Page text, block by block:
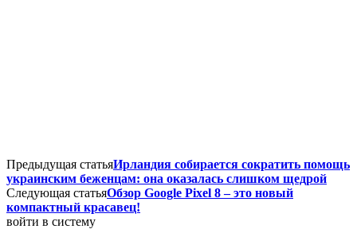
Предыдущая статьяИрландия собирается сократить помощь
украинским беженцам: она оказалась слишком щедрой
Следующая статьяОбзор Google Pixel 8 – это новый
компактный красавец!
войти в систему